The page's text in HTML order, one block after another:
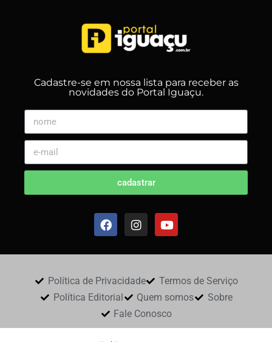
Cadastre-se em nossa lista para receber as
novidades do Portal Iguaçu.
cadastrar
Política de Privacidade
Termos de Serviço
Política Editorial
Quem somos
Sobre
Fale Conosco